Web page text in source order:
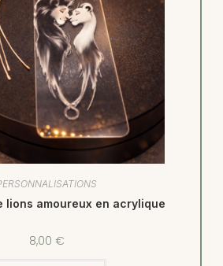
lions amoureux en acrylique
8,00 €